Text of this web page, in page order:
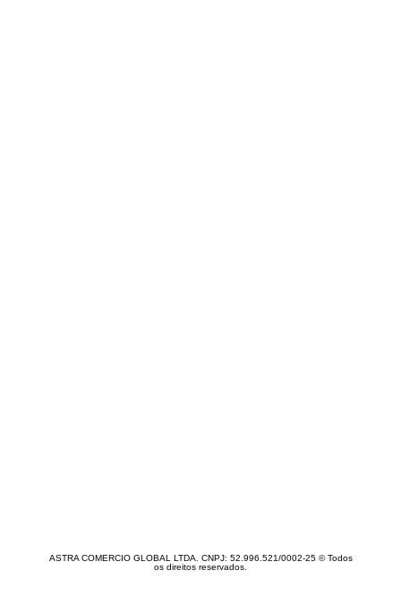
ASTRA COMERCIO GLOBAL LTDA. CNPJ: 52.996.521/0002-25 © Todos
os direitos reservados.